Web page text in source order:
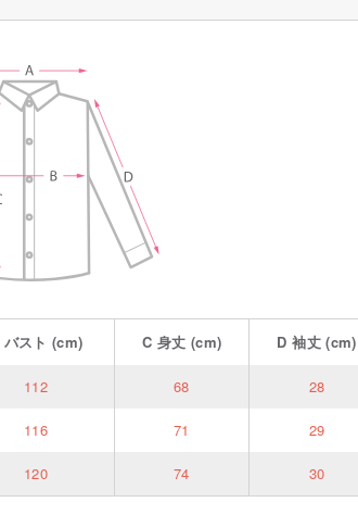
バスト (cm) C 身丈 (cm) D袖丈(cm)
112 68 28
116 71 29
120 74 30